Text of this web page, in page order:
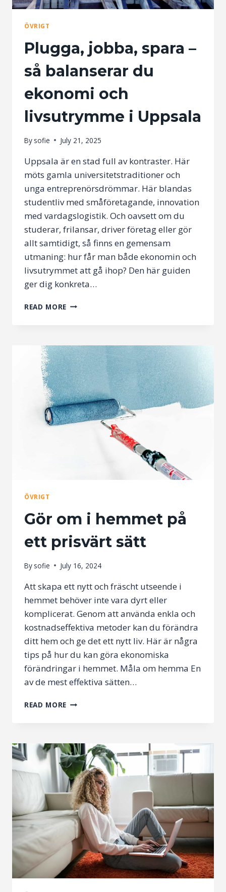
ÖVRIGT
Plugga, jobba, spara –
så balanserar du
ekonomi och
livsutrymme i Uppsala
By sofie July 21, 2025
Uppsala är en stad full av kontraster. Här
möts gamla universitetstraditioner och
unga entreprenörsdrömmar. Här blandas
studentliv med småföretagande, innovation
med vardagslogistik. Och oavsett om du
studerar, frilansar, driver företag eller gör
allt samtidigt, så finns en gemensam
utmaning: hur får man både ekonomin och
livsutrymmet att gå ihop? Den här guiden
ger dig konkreta…
READ MORE PLUGGA,
SÅ
BALANSERAR
DU
EKONOMI
OCH
LIVSUTRYMME
I
UPPSALA
ÖVRIGT
Gör om i hemmet på
ett prisvärt sätt
By sofie July 16, 2024
Att skapa ett nytt och fräscht utseende i
hemmet behöver inte vara dyrt eller
komplicerat. Genom att använda enkla och
kostnadseffektiva metoder kan du förändra
ditt hem och ge det ett nytt liv. Här är några
tips på hur du kan göra ekonomiska
förändringar i hemmet. Måla om hemma En
av de mest effektiva sätten…
READ MORE GÖR
PÅ
ETT
PRISVÄRT
SÄTT